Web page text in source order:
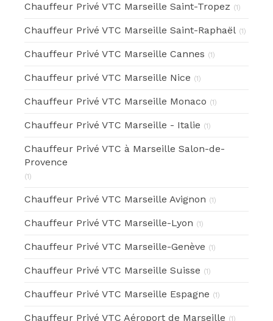
Chauffeur Privé VTC Marseille Saint-Tropez (1)
Chauffeur Privé VTC Marseille Saint-Raphaël (1)
Chauffeur Privé VTC Marseille Cannes (1)
Chauffeur privé VTC Marseille Nice (1)
Chauffeur Privé VTC Marseille Monaco (1)
Chauffeur Privé VTC Marseille - Italie (1)
Chauffeur Privé VTC à Marseille Salon-de-
Provence
(1)
Chauffeur Privé VTC Marseille Avignon (1)
Chauffeur Privé VTC Marseille-Lyon (1)
Chauffeur Privé VTC Marseille-Genève (1)
Chauffeur Privé VTC Marseille Suisse (1)
Chauffeur Privé VTC Marseille Espagne (1)
Chauffeur Privé VTC Aéroport de Marseille (1)